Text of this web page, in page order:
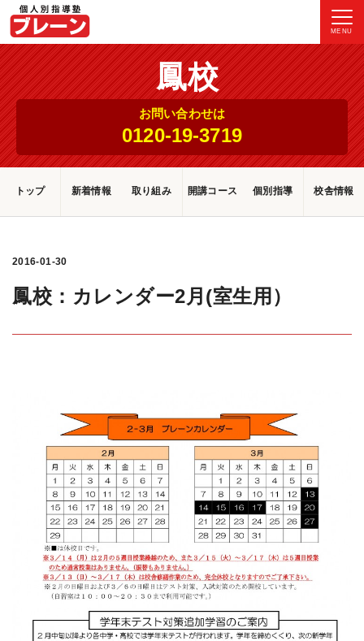
MENU
鳳校
お問い合わせは
0120-19-3719
トップ 新着情報 取り組み 開講コース 個別指導 校舎情報
2016-01-30
鳳校：カレンダー2月(室生用）